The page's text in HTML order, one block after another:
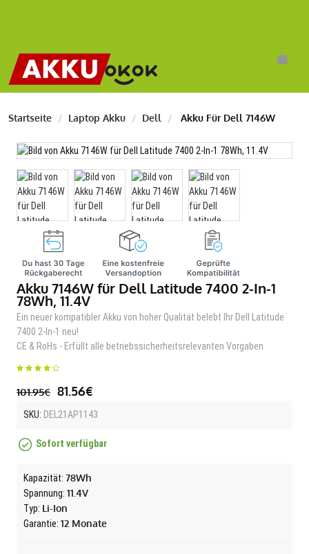
Startseite Laptop Akku Dell Akku Für Dell 7146W
Akku 7146W für Dell Latitude 7400 2-In-1
78Wh, 11.4V
Ein neuer kompatibler Akku von hoher Qualität belebt Ihr Dell Latitude
7400 2-In-1 neu!
CE & RoHs - Erfüllt alle betriebssicherheitsrelevanten Vorgaben
101.95€ 81.56€
SKU: DEL21AP1143
Sofort verfügbar
Kapazität: 78Wh
Spannung: 11.4V
Typ: Li-Ion
Garantie: 12 Monate